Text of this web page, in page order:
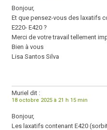
Bonjour,
Et que pensez-vous des laxatifs
E220- E420 ?
Merci de votre travail tellement
Bien à vous
Lisa Santos Silva
Muriel dit :
18 octobre 2025 à 21 h 15 min
Bonjour,
Les laxatifs contenant E420